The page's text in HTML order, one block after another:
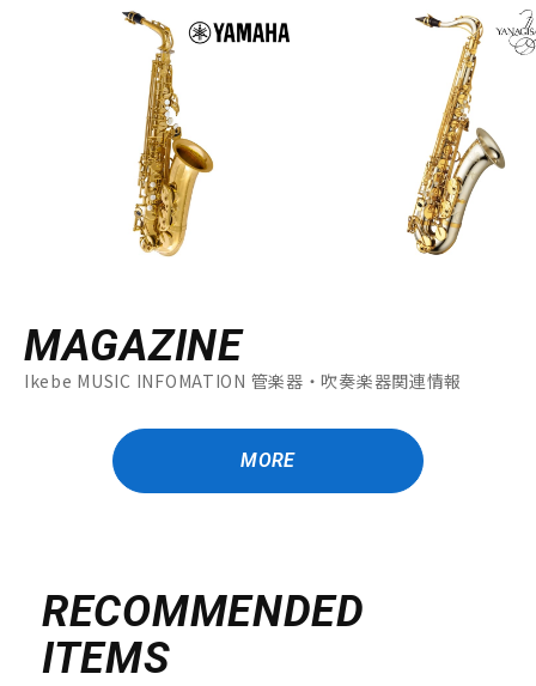
MAGAZINE
Ikebe MUSIC INFOMATION 管楽器・吹奏楽器関連情報
MORE
RECOMMENDED
ITEMS